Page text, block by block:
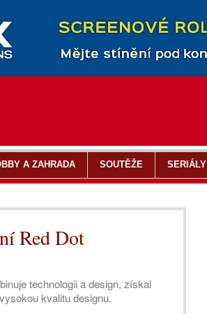
Red Dot
technologii a design, získal
kvalitu designu.
A ZAHRADA SOUTĚŽE SERIÁLY